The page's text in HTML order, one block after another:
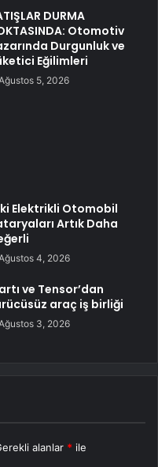
DURMA
Otomotiv
Durgunluk ve
Eğilimleri
5, 2026
Elektrikli Otomobil
Artık Daha
4, 2026
ve Tensor’dan
araç iş birliği
3, 2026
alanlar * ile